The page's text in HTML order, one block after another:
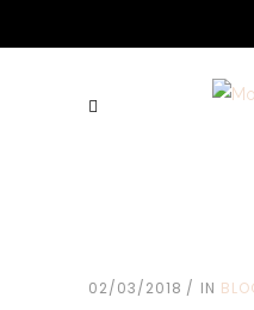
02/03/2018 IN